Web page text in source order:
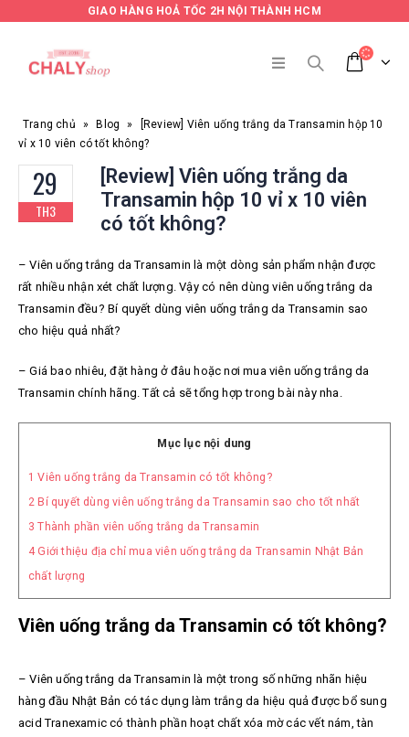
GIAO HÀNG HOẢ TỐC 2H NỘI THÀNH HCM
Trang chủ » Blog »
[Review] Viên uống trắng da Transamin hộp 10
vỉ x 10 viên có tốt không?
29
TH3
[Review] Viên uống trắng da
Transamin hộp 10 vỉ x 10 viên
có tốt không?
– Viên uống trắng da Transamin là một dòng sản phẩm nhận được
rất nhiều nhận xét chất lượng. Vậy có nên dùng viên uống trắng da
Transamin đều? Bí quyết dùng viên uống trắng da Transamin sao
cho hiệu quả nhất?
– Giá bao nhiêu, đặt hàng ở đâu hoặc nơi mua viên uống trắng da
Transamin chính hãng. Tất cả sẽ tổng hợp trong bài này nha.
Mục lục nội dung
1 Viên uống trắng da Transamin có tốt không?
2 Bí quyết dùng viên uống trắng da Transamin sao cho tốt nhất
3 Thành phần viên uống trắng da Transamin
4Giới thiệu địa chỉ mua viên uống trắng da Transamin Nhật Bản
chất lượng
Viên uống trắng da Transamin có tốt không?
–Viên uống trắng da Transamin là một trong số những nhãn hiệu
hàng đầu Nhật Bản có tác dụng làm trắng da hiệu quả được bổ sung
acid Tranexamic có thành phần hoạt chất xóa mờ các vết nám, tàn